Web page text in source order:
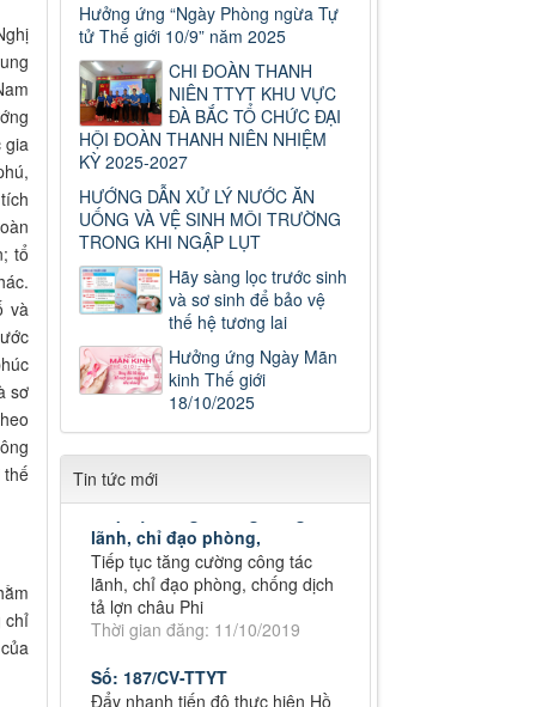
gia
tổ
và
sơ
thế
chỉ
Hưởng ứng “Ngày Phòng ngừa Tự
tử Thế giới 10/9” năm 2025
CHI ĐOÀN THANH
NIÊN TTYT KHU VỰC
ĐÀ BẮC TỔ CHỨC ĐẠI
HỘI ĐOÀN THANH NIÊN NHIỆM
KỲ 2025-2027
HƯỚNG DẪN XỬ LÝ NƯỚC ĂN
UỐNG VÀ VỆ SINH MÔI TRƯỜNG
TRONG KHI NGẬP LỤT
Hãy sàng lọc trước sinh
và sơ sinh để bảo vệ
thế hệ tương lai
Hưởng ứng Ngày Mãn
kinh Thế giới
18/10/2025
Tin tức mới
Số: 187/CV-TTYT
Đẩy nhanh tiến độ thực hiện Hồ
sơ bệnh án điện tử
Thời gian đăng: 11/10/2019
Cách chặn 5 bệnh hô hấp dễ
mắc
Cách chặn 5 bệnh hô hấp dễ
mắc
Thời gian đăng: 11/10/2019
Tiếp tục tăng cường công tác
Tiếp tục tăng cường công tác
lãnh, chỉ đạo phòng, chống dịch
tả lợn châu Phi
Thời gian đăng: 11/10/2019
Đẩy nhanh tiến độ thực hiện Hồ
sơ bệnh án điện tử